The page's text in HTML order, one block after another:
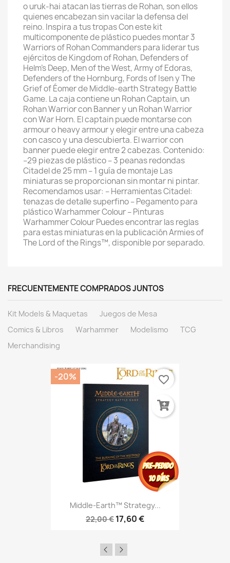
o uruk-hai atacan las tierras de Rohan, son ellos
quienes encabezan sin vacilar la defensa del
reino. Inspira a tus tropas Con este kit
multicomponente de plástico puedes montar 3
Warriors of Rohan Commanders para liderar tus
ejércitos de Kingdom of Rohan, Defenders of
Helm's Deep, Men of the West, Army of Edoras,
Defenders of the Hornburg, Fords of Isen y The
Grief of Éomer de Middle-earth Strategy Battle
Game. La caja contiene un Rohan Captain, un
Rohan Warrior con Banner y un Rohan Warrior
con War Horn. El captain puede montarse con
armour o heavy armour y elegir entre una cabeza
con casco y una descubierta. El warrior con
banner puede elegir entre 2 cabezas. Contenido:
–29 piezas de plástico – 3 peanas redondas
Citadel de 25 mm – 1 guía de montaje Las
miniaturas se proporcionan sin montar ni pintar.
Recomendamos usar: – Herramientas Citadel:
tenazas de detalle superfino – Pegamento para
plástico Warhammer Colour – Pinturas
Warhammer Colour Puedes encontrar las reglas
para estas miniaturas en la publicación Armies of
The Lord of the Rings™, disponible por separado.
FRECUENTEMENTE COMPRADOS JUNTOS
Kit Models & Maquetas
Juegos de Mesa
Comics & Libros
Warhammer Modelismo
TCG
Merchandising
Middle-Earth™ Strategy...
22,00 € 17,60 €
-20% favorite_border